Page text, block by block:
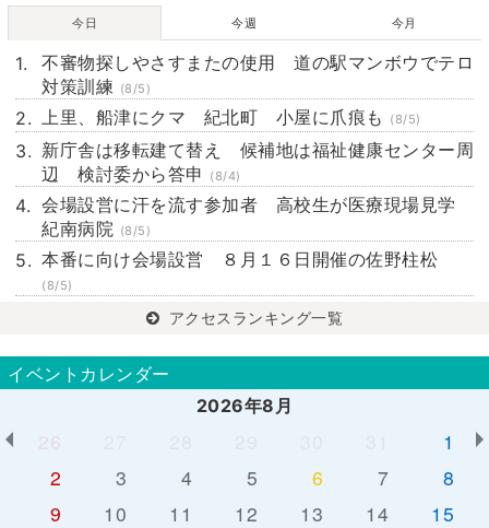
今日 今週 今月
不審物探しやさすまたの使用 道の駅マンボウでテロ
対策訓練 (8/5)
上里、船津にクマ 紀北町 小屋に爪痕も (8/5)
新庁舎は移転建て替え 候補地は福祉健康センター周
辺 検討委から答申
(8/4)
会場設営に汗を流す参加者 高校生が医療現場見学
紀南病院 (8/5)
本番に向け会場設営 ８月１６日開催の佐野柱松
(8/5)
アクセスランキング一覧
イベントカレンダー
2026年8月
26
1
2
3 4 5 6 7
8
9
10 11 12 13 14
15